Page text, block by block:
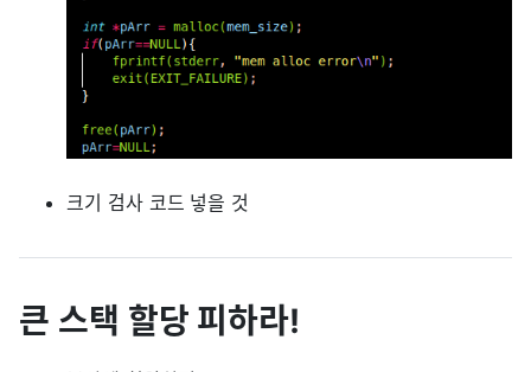
크기 검사 코드 넣을 것
큰 스택 할당 피하라!